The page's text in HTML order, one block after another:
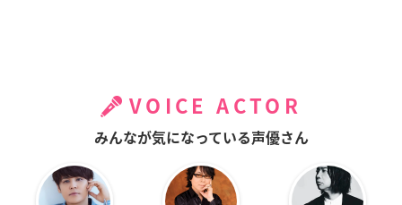
VOICE ACTOR
みんなが気になっている声優さん